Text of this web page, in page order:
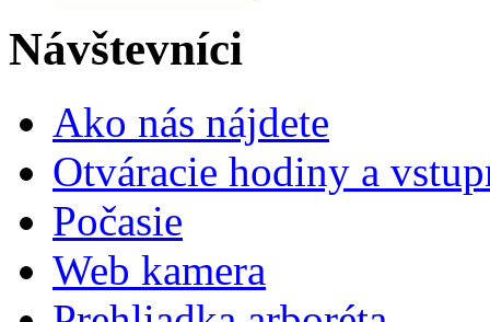
Návštevníci
Ako nás nájdete
Otváracie hodiny a
Počasie
Web kamera